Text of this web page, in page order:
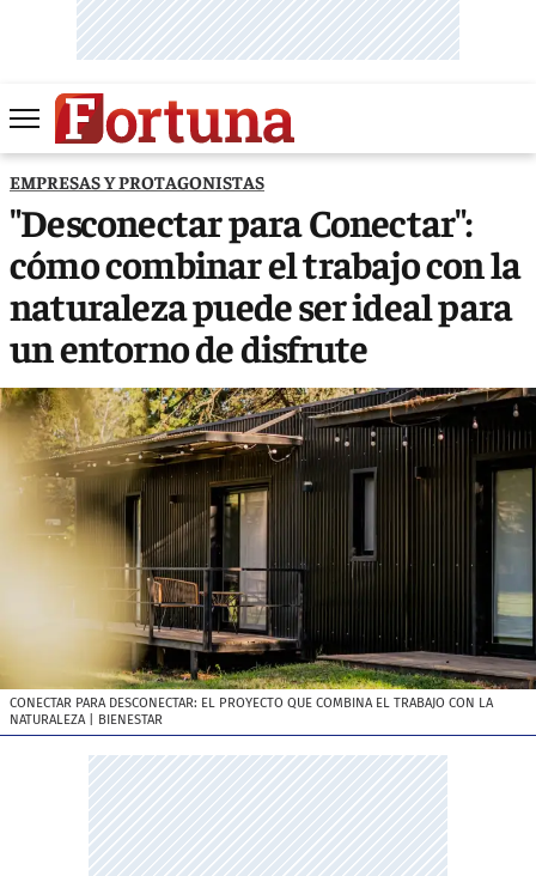
EMPRESAS Y PROTAGONISTAS
"Desconectar para Conectar":
cómo combinar el trabajo con la
naturaleza puede ser ideal para
un entorno de disfrute
CONECTAR PARA DESCONECTAR: EL PROYECTO QUE COMBINA EL TRABAJO CON LA
NATURALEZA| BIENESTAR